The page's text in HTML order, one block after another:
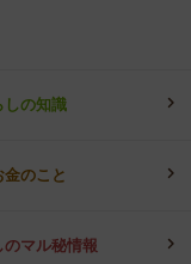
しの知識
金のこと
のマル秘情報